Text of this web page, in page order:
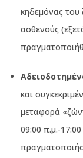
κηδεμόνας
ασθενούς
και
μεταφορά
09:00 π.μ.-